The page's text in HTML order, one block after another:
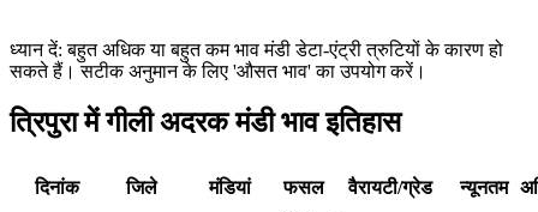
ध्यान दें: बहुत अधिक या बहुत कम भाव मंडी डेटा-एंट्री त्रुटियों के कारण हो
सकते हैं। सटीक अनुमान के लिए 'औसत भाव' का उपयोग करें।
त्रिपुरा में गीली अदरक मंडी भाव इतिहास
दिनांक जिले मंडियां फसल वैरायटी/ग्रेड न्यूनतम